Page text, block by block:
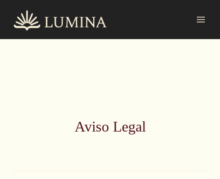
contenido
Aviso Legal